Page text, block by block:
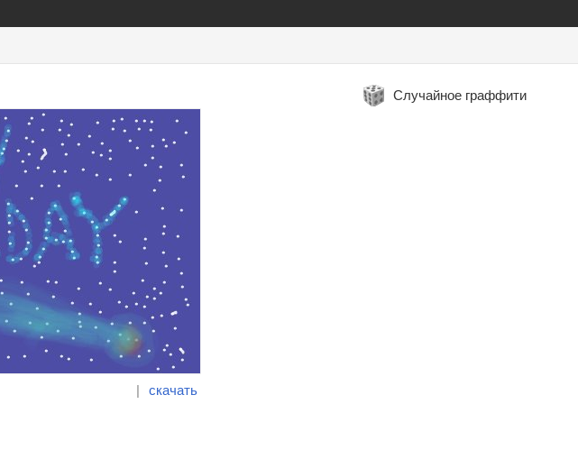
| скачать
Случайное граффити